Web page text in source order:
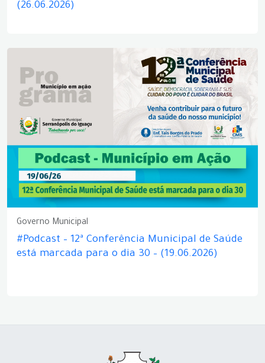
(26.06.2026)
Governo Municipal
#Podcast – 12ª Conferência Municipal de Saúde
está marcada para o dia 30 – (19.06.2026)